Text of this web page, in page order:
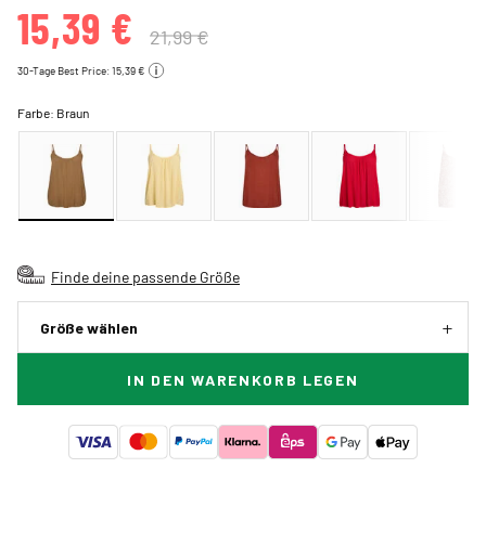
15,39 € 21,99 €
30-Tage Best Price: 15,39 €
Farbe: Braun
Finde deine passende Größe
Größe wählen
IN DEN WARENKORB LEGEN